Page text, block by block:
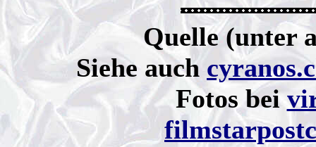
Quelle (unter
Siehe auch
Fotos bei